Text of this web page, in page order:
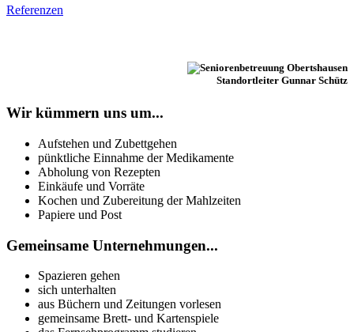
Referenzen
Standortleiter Gunnar Schütz
Wir kümmern uns um...
Aufstehen und Zubettgehen
pünktliche Einnahme der Medikamente
Abholung von Rezepten
Einkäufe und Vorräte
Kochen und Zubereitung der Mahlzeiten
Papiere und Post
Gemeinsame Unternehmungen...
Spazieren gehen
sich unterhalten
aus Büchern und Zeitungen vorlesen
gemeinsame Brett- und Kartenspiele